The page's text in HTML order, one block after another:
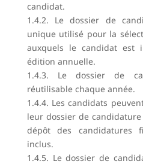
candidat.
1.4.2. Le dossier de
unique utilisé pour la
auxquels le candidat est
édition annuelle.
1.4.3. Le dossier de
réutilisable chaque année.
1.4.4. Les candidats
leur dossier de
dépôt des candidatures
inclus.
1.4.5. Le dossier de